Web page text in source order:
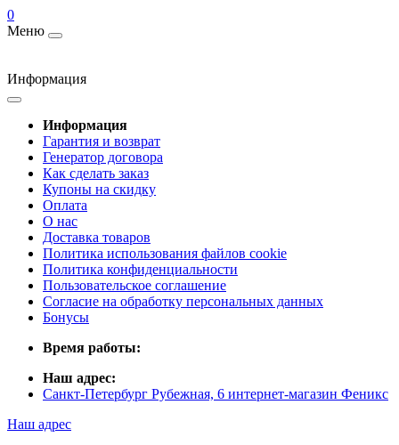
0
Меню
Информация
Информация
Гарантия и возврат
Генератор договора
Как сделать заказ
Купоны на скидку
Оплата
О нас
Доставка товаров
Политика использования файлов cookie
Политика конфиденциальности
Пользовательское соглашение
Согласие на обработку персональных данных
Бонусы
Время работы:
Наш адрес:
Санкт-Петербург Рубежная, 6 интернет-магазин Феникс
Наш адрес